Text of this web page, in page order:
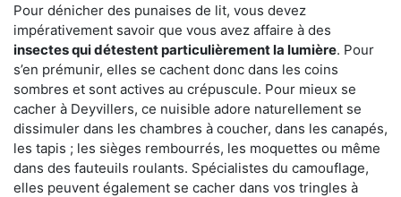
Pour dénicher des punaises de lit, vous devez
impérativement savoir que vous avez affaire à des
insectes qui détestent particulièrement la lumière. Pour
s’en prémunir, elles se cachent donc dans les coins
sombres et sont actives au crépuscule. Pour mieux se
cacher à Deyvillers, ce nuisible adore naturellement se
dissimuler dans les chambres à coucher, dans les canapés,
les tapis ; les sièges rembourrés, les moquettes ou même
dans des fauteuils roulants. Spécialistes du camouflage,
elles peuvent également se cacher dans vos tringles à